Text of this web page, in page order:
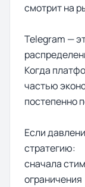
смотрит на
Telegram —
Когда
частью
постепенно
Если
стратегию:
сначала